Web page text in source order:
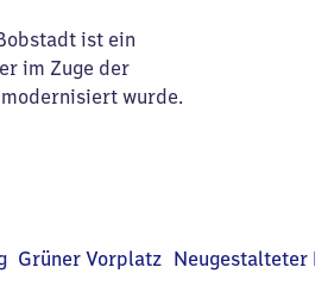
ist ein
im Zuge der
wurde.
Grüner Vorplatz Neugestalteter